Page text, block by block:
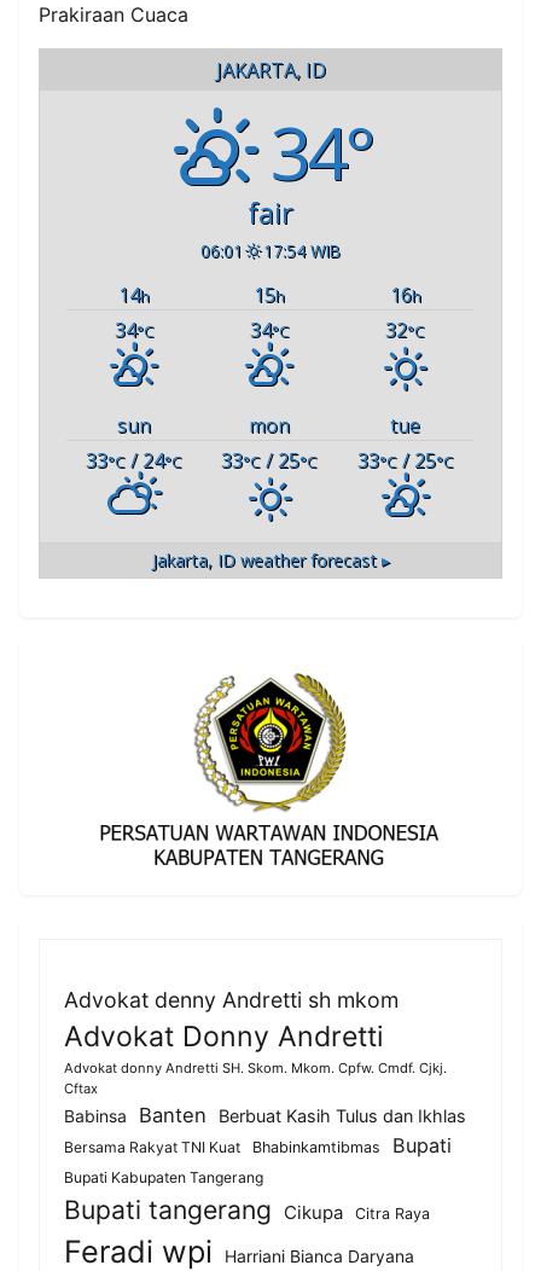
Prakiraan Cuaca
JAKARTA, ID
34°
fair
06:01 17:54 WIB
14h 15h 16h
34°C 34°C 32°C
sun mon
tue
33°C / 24°C 33°C / 25°C 33°C/ 25°C
Jakarta, IDweather forecast ▸
Advokat denny Andretti sh mkom
Advokat Donny Andretti
Advokat donny Andretti SH. Skom. Mkom. Cpfw. Cmdf. Cjkj.
Cftax
Babinsa Banten Berbuat Kasih Tulus dan Ikhlas
Bersama Rakyat TNI Kuat Bhabinkamtibmas Bupati
Bupati Kabupaten Tangerang
Bupati tangerang Cikupa Citra Raya
Feradi wpi Harriani Bianca Daryana